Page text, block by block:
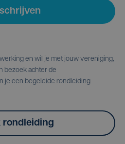
en wil je met jouw vereniging,
bezoek achter de
je een begeleide rondleiding
rondleiding